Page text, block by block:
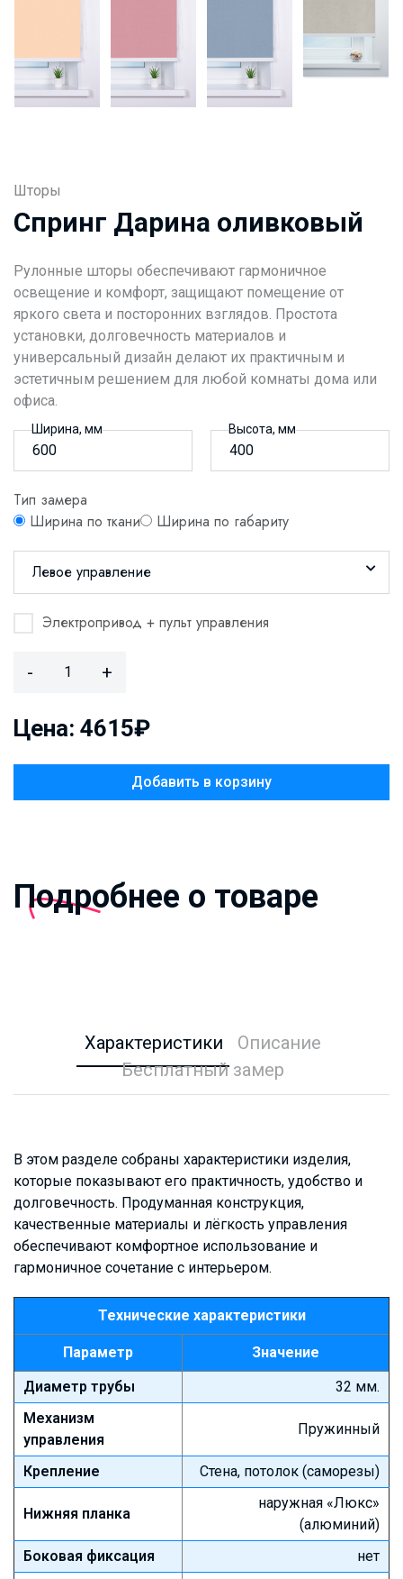
Шторы
Спринг Дарина оливковый
Рулонные шторы обеспечивают гармоничное
освещение и комфорт, защищают помещение от
яркого света и посторонних взглядов. Простота
установки, долговечность материалов и
универсальный дизайн делают их практичным и
эстетичным решением для любой комнаты дома или
офиса.
Ширина, мм Высота, мм
Тип замера
Ширина по ткани
Ширина по габариту
Левое управление
Электропривод + пульт управления
- +
Цена: 4615₽
Добавить в корзину
Подробнее о товаре
Характеристики
Описание
Бесплатный замер
В этом разделе собраны характеристики изделия,
которые показывают его практичность, удобство и
долговечность. Продуманная конструкция,
качественные материалы и лёгкость управления
обеспечивают комфортное использование и
гармоничное сочетание с интерьером.
Технические характеристики
Параметр
Значение
Диаметр трубы
32 мм.
Механизм
управления
Пружинный
Крепление Стена, потолок (саморезы)
Нижняя планка
наружная «Люкс»
(алюминий)
Боковая фиксация
нет